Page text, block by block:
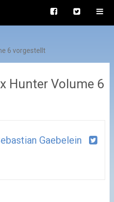
6 vorgestellt
Hunter Volume 6
Gaebelein